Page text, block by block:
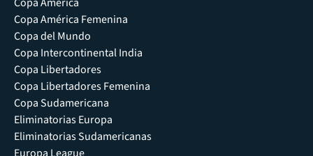
Copa América Femenina
Copa del Mundo
Copa Intercontinental India
Copa Libertadores
Copa Libertadores Femenina
Copa Sudamericana
Eliminatorias Europa
Eliminatorias Sudamericanas
Europa League